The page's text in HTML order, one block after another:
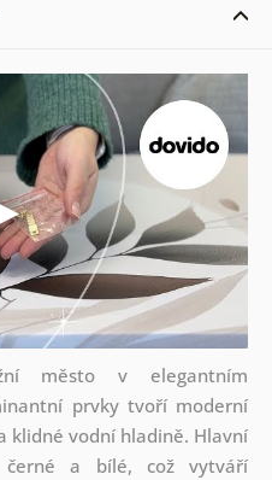
město v elegantním
prvky tvoří moderní
klidné vodní hladině. Hlavní
a bílé, což vytváří